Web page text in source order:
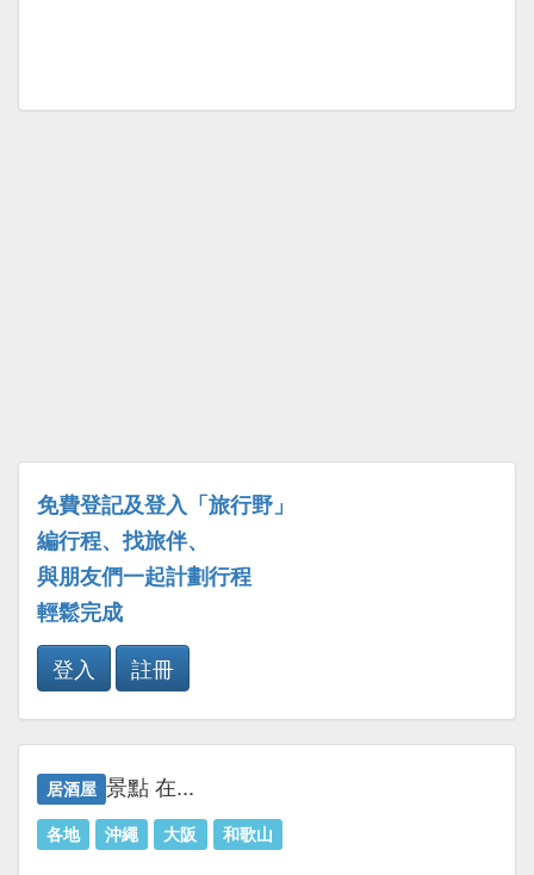
免費登記及登入「旅行野」
編行程、找旅伴、
與朋友們一起計劃行程
輕鬆完成
登入
註冊
居酒屋 景點 在...
各地 沖繩 大阪 和歌山